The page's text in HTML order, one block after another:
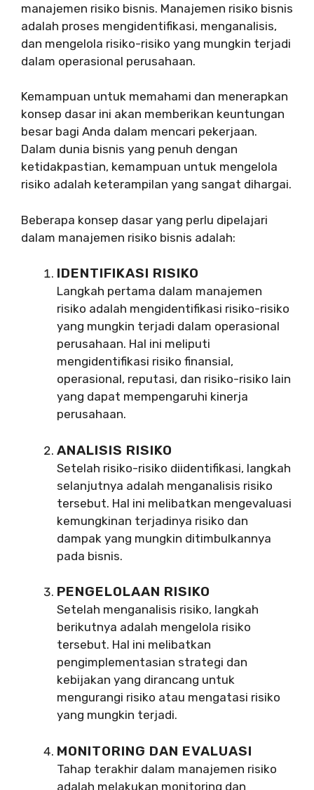
manajemen risiko bisnis. Manajemen risiko bisnis
adalah proses mengidentifikasi, menganalisis,
dan mengelola risiko-risiko yang mungkin terjadi
dalam operasional perusahaan.
Kemampuan untuk memahami dan menerapkan
konsep dasar ini akan memberikan keuntungan
besar bagi Anda dalam mencari pekerjaan.
Dalam dunia bisnis yang penuh dengan
ketidakpastian, kemampuan untuk mengelola
risiko adalah keterampilan yang sangat dihargai.
Beberapa konsep dasar yang perlu dipelajari
dalam manajemen risiko bisnis adalah:
IDENTIFIKASI RISIKO
Langkah pertama dalam manajemen
risiko adalah mengidentifikasi risiko-risiko
yang mungkin terjadi dalam operasional
perusahaan. Hal ini meliputi
mengidentifikasi risiko finansial,
operasional, reputasi, dan risiko-risiko lain
yang dapat mempengaruhi kinerja
perusahaan.
ANALISIS RISIKO
Setelah risiko-risiko diidentifikasi, langkah
selanjutnya adalah menganalisis risiko
tersebut. Hal ini melibatkan mengevaluasi
kemungkinan terjadinya risiko dan
dampak yang mungkin ditimbulkannya
pada bisnis.
PENGELOLAAN RISIKO
Setelah menganalisis risiko, langkah
berikutnya adalah mengelola risiko
tersebut. Hal ini melibatkan
pengimplementasian strategi dan
kebijakan yang dirancang untuk
mengurangi risiko atau mengatasi risiko
yang mungkin terjadi.
MONITORING DAN EVALUASI
Tahap terakhir dalam manajemen risiko
adalah melakukan monitoring dan